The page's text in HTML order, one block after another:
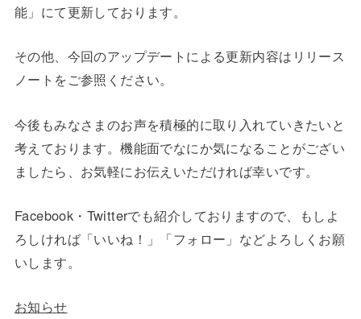
能」にて更新しております。
その他、今回のアップデートによる更新内容はリリース
ノートをご参照ください。
今後もみなさまのお声を積極的に取り入れていきたいと
考えております。機能面でなにか気になることがござい
ましたら、お気軽にお伝えいただければ幸いです。
Facebook・Twitterでも紹介しておりますので、もしよ
ろしければ「いいね！」「フォロー」などよろしくお願
いします。
お知らせ